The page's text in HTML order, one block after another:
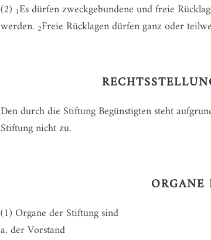
(2) 1Es dürfen zweckgebundene und freie
werden. 2Freie Rücklagen dürfen ganz oder
Den durch die Stiftung Begünstigten steht
Stiftung nicht zu.
(1) Organe der Stiftung sind
a. der Vorstand